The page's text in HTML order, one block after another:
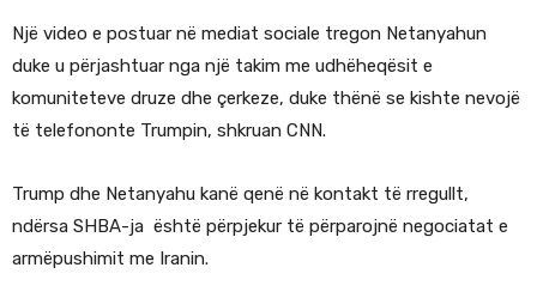
Një video e postuar në mediat sociale tregon Netanyahun
duke u përjashtuar nga një takim me udhëheqësit e
komuniteteve druze dhe çerkeze, duke thënë se kishte nevojë
të telefononte Trumpin, shkruan CNN.
Trump dhe Netanyahu kanë qenë në kontakt të rregullt,
ndërsa SHBA-ja është përpjekur të përparojnë negociatat e
armëpushimit me Iranin.